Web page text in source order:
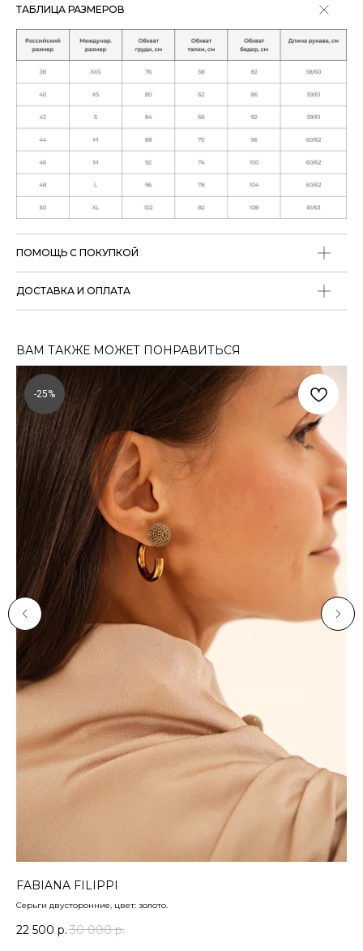
ТАБЛИЦА РАЗМЕРОВ
ПОМОЩЬ С ПОКУПКОЙ
ДОСТАВКА И ОПЛАТА
ВАМ ТАКЖЕ МОЖЕТ ПОНРАВИТЬСЯ
-25%
FABIANA FILIPPI
Серьги двусторонние, цвет: золото.
22 500 р. 30 000 р.